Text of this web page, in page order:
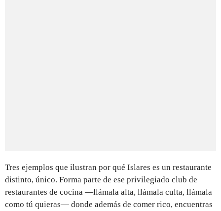
Tres ejemplos que ilustran por qué Islares es un restaurante
distinto, único. Forma parte de ese privilegiado club de
restaurantes de cocina —llámala alta, llámala culta, llámala
como tú quieras— donde además de comer rico, encuentras